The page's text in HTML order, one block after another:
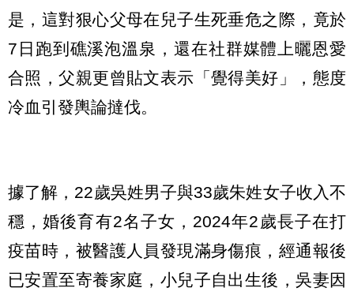
是，這對狠心父母在兒子生死垂危之際，竟於
7日跑到礁溪泡溫泉，還在社群媒體上曬恩愛
合照，父親更曾貼文表示「覺得美好」，態度
冷血引發輿論撻伐。
據了解，22歲吳姓男子與33歲朱姓女子收入不
穩，婚後育有2名子女，2024年2歲長子在打
疫苗時，被醫護人員發現滿身傷痕，經通報後
已安置至寄養家庭，小兒子自出生後，吳妻因